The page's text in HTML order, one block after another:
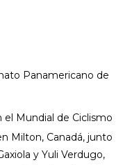
Panamericano de
Mundial de Ciclismo
Milton, Canadá, junto
y Yuli Verdugo,